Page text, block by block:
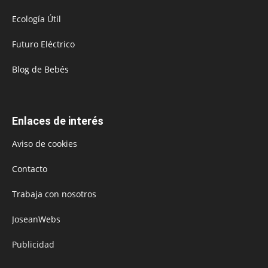
Ecología Útil
Futuro Eléctrico
Blog de Bebés
Enlaces de interés
Aviso de cookies
Contacto
Trabaja con nosotros
JoseanWebs
Publicidad